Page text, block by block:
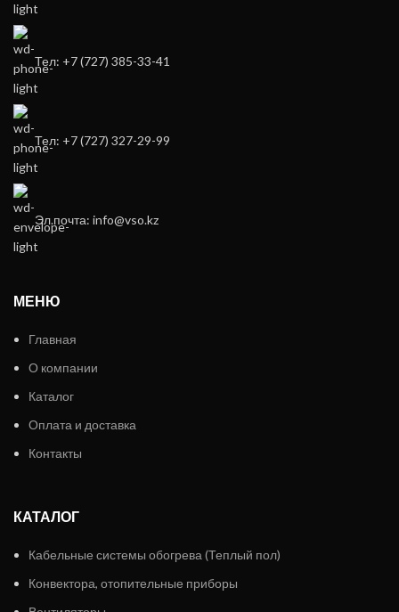
Тел: +7 (727) 385-33-41
Тел: +7 (727) 327-29-99
Эл.почта: info@vso.kz
МЕНЮ
Главная
О компании
Каталог
Оплата и доставка
Контакты
КАТАЛОГ
Кабельные системы обогрева (Теплый пол)
Конвектора, отопительные приборы